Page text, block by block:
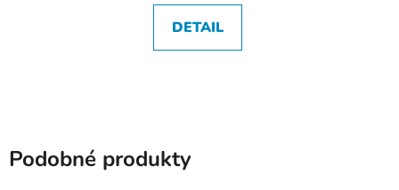
5,0
z
DETAIL
Podobné produkty